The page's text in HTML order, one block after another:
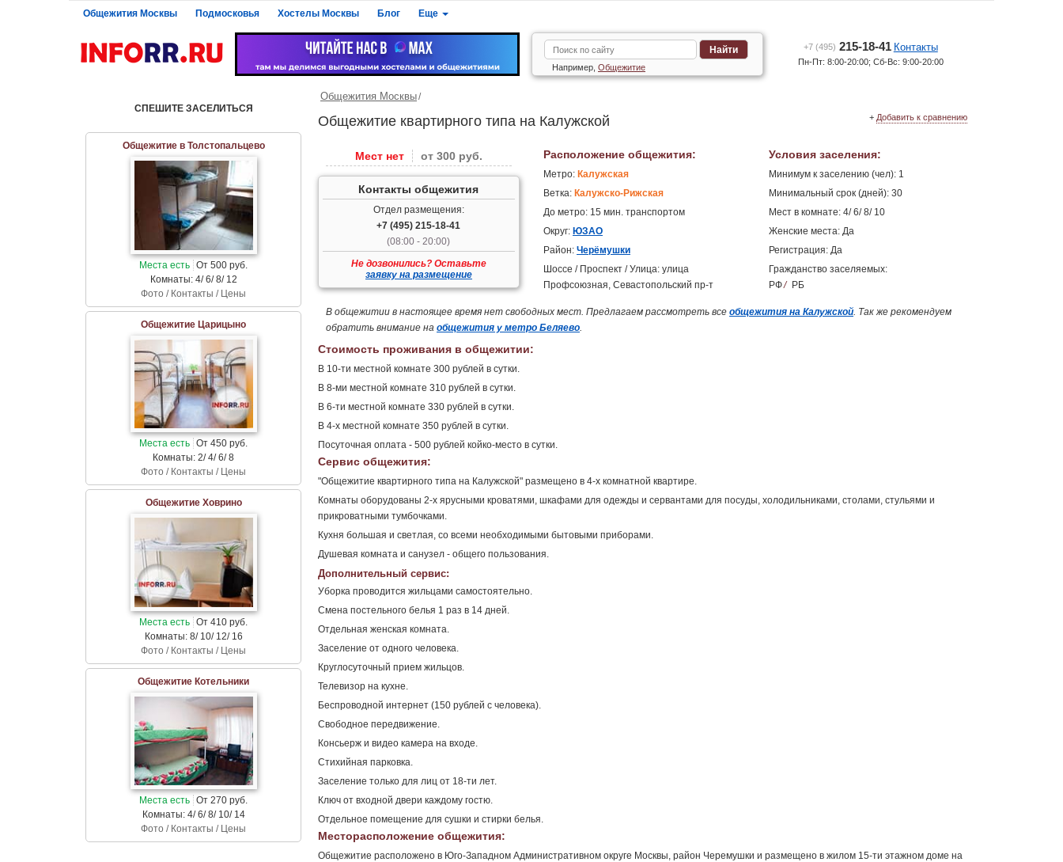
Общежития Москвы Подмосковья Хостелы Москвы Блог Еще
Найти
Например, Общежитие
+7 (495) 215-18-41 Контакты
Пн-Пт: 8:00-20:00; Сб-Вс: 9:00-20:00
СПЕШИТЕ ЗАСЕЛИТЬСЯ
Общежитие в Толстопальцево
Места есть От 500 руб.
Комнаты: 4/ 6/ 8/ 12
Фото / Контакты / Цены
Общежитие Царицыно
Места есть От 450 руб.
Комнаты: 2/ 4/ 6/ 8
Фото / Контакты / Цены
Общежитие Ховрино
Места есть От 410 руб.
Комнаты: 8/ 10/ 12/ 16
Фото / Контакты / Цены
Общежитие Котельники
Места есть От 270 руб.
Комнаты: 4/ 6/ 8/ 10/ 14
Фото / Контакты / Цены
Общежития Москвы
Общежитие квартирного типа на Калужской + Добавить к сравнению
Мест нет от 300 руб.
Контакты общежития
Отдел размещения:
+7 (495) 215-18-41
(08:00 - 20:00)
Не дозвонились? Оставьте
заявку на размещение
Расположение общежития:
Метро: Калужская
Ветка: Калужско-Рижская
До метро: 15 мин. транспортом
Округ: ЮЗАО
Район: Черёмушки
Шоссе / Проспект / Улица: улица
Профсоюзная, Севастопольский пр-т
Условия заселения:
Минимум к заселению (чел): 1
Минимальный срок (дней): 30
Мест в комнате: 4/ 6/ 8/ 10
Женские места: Да
Регистрация: Да
Гражданство заселяемых:
РФ/ РБ
В общежитии в настоящее время нет свободных мест. Предлагаем рассмотреть все общежития на Калужской. Так же рекомендуем
обратить внимание на общежития у метро Беляево.
Стоимость проживания в общежитии:
В 10-ти местной комнате 300 рублей в сутки.
В 8-ми местной комнате 310 рублей в сутки.
В 6-ти местной комнате 330 рублей в сутки.
В 4-х местной комнате 350 рублей в сутки.
Посуточная оплата - 500 рублей койко-место в сутки.
Сервис общежития:
"Общежитие квартирного типа на Калужской" размещено в 4-х комнатной квартире.
Комнаты оборудованы 2-х ярусными кроватями, шкафами для одежды и сервантами для посуды, холодильниками, столами, стульями и
прикроватными тумбочками.
Кухня большая и светлая, со всеми необходимыми бытовыми приборами.
Душевая комната и санузел - общего пользования.
Дополнительный сервис:
Уборка проводится жильцами самостоятельно.
Смена постельного белья 1 раз в 14 дней.
Отдельная женская комната.
Заселение от одного человека.
Круглосуточный прием жильцов.
Телевизор на кухне.
Беспроводной интернет (150 рублей с человека).
Свободное передвижение.
Консьерж и видео камера на входе.
Стихийная парковка.
Заселение только для лиц от 18-ти лет.
Ключ от входной двери каждому гостю.
Отдельное помещение для сушки и стирки белья.
Месторасположение общежития:
Общежитие расположено в Юго-Западном Административном округе Москвы, район Черемушки и размещено в жилом 15-ти этажном доме на